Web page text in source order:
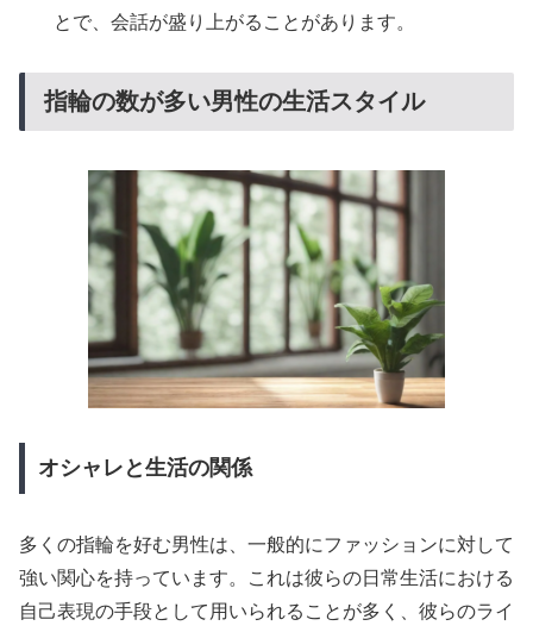
とで、会話が盛り上がることがあります。
指輪の数が多い男性の生活スタイル
オシャレと生活の関係
多くの指輪を好む男性は、一般的にファッションに対して
強い関心を持っています。これは彼らの日常生活における
自己表現の手段として用いられることが多く、彼らのライ